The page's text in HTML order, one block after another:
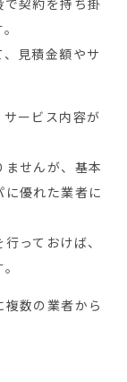
見積金額やサ
ービス内容が
せんが、基本
優れた業者に
っておけば、
数の業者から